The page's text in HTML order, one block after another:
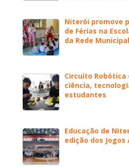
Niterói promove
de Férias na
da Rede Municipal
Circuito Robótica
ciência,
estudantes
Educação de
edição dos Jogos